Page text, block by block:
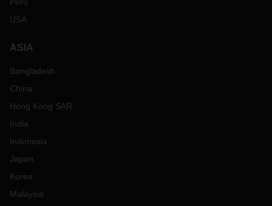
USA
ASIA
Bangladesh
China
Hong Kong SAR
India
Indonesia
Japan
Korea
Malaysia